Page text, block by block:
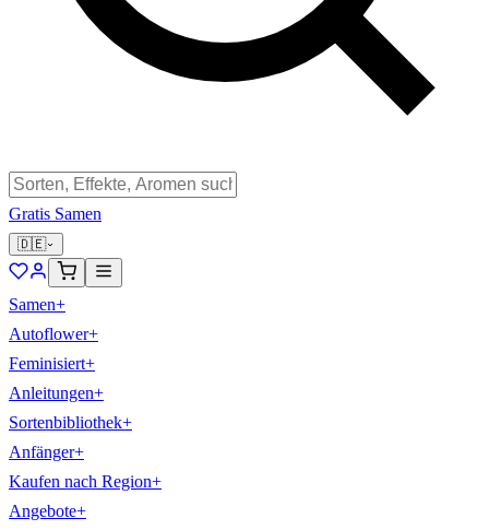
Gratis Samen
🇩🇪
Samen+
Autoflower+
Feminisiert+
Anleitungen+
Sortenbibliothek+
Anfänger+
Kaufen nach Region+
Angebote+